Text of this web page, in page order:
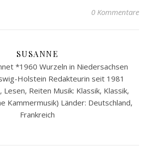
0 Kommentare
SUSANNE
*1960 Wurzeln in Niedersachsen
Holstein Redakteurin seit 1981
Lesen, Reiten Musik: Klassik, Klassik,
Kammermusik) Länder: Deutschland,
Frankreich